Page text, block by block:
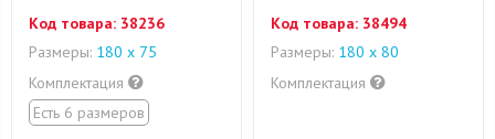
Код товара: 38236
Размеры: 180 x 75
Комплектация
Есть 6 размеров
Код товара: 38494
Размеры: 180 x 80
Комплектация